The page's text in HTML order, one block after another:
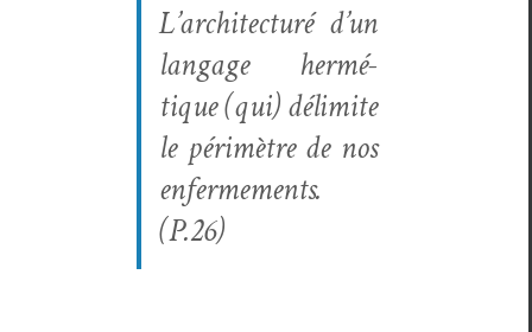
L’architecturé d’un
lan­gage her­mé­
tique (qui) délim­ite
le périmètre de nos
enfer­me­ments.
(P.26)